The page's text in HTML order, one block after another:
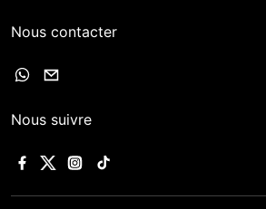
Nous contacter
Nous suivre